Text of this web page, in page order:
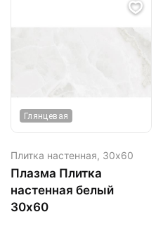
Глянцевая
Плитка настенная, 30х60
Плазма Плитка
настенная белый
30х60